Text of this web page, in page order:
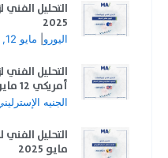
2025
اليورو مايو 12, 2025
التحليل الفني
أمريكي 12 مايو 2025
الجنيه
مايو 2025